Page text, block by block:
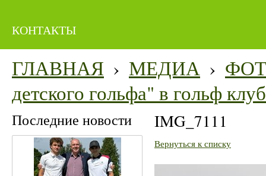
КОНТАКТЫ
ГЛАВНАЯ › МЕДИА ›
детского гольфа" в гольф
Последние новости IMG_7111
Вернуться к списку